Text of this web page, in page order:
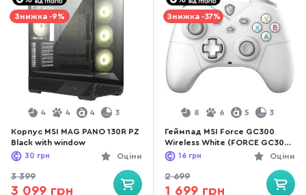
Знижка -9%
4 4 4 3
Корпус MSI MAG PANO 130R PZ
Black with window
Оціни
30 грн
3 399
3 099 грн
Знижка -37%
8 6 5 3
Геймпад MSI Force GC300
Wireless White (FORCE GC300
W WHITE)
Оціни
16 грн
2 699
1 699 грн